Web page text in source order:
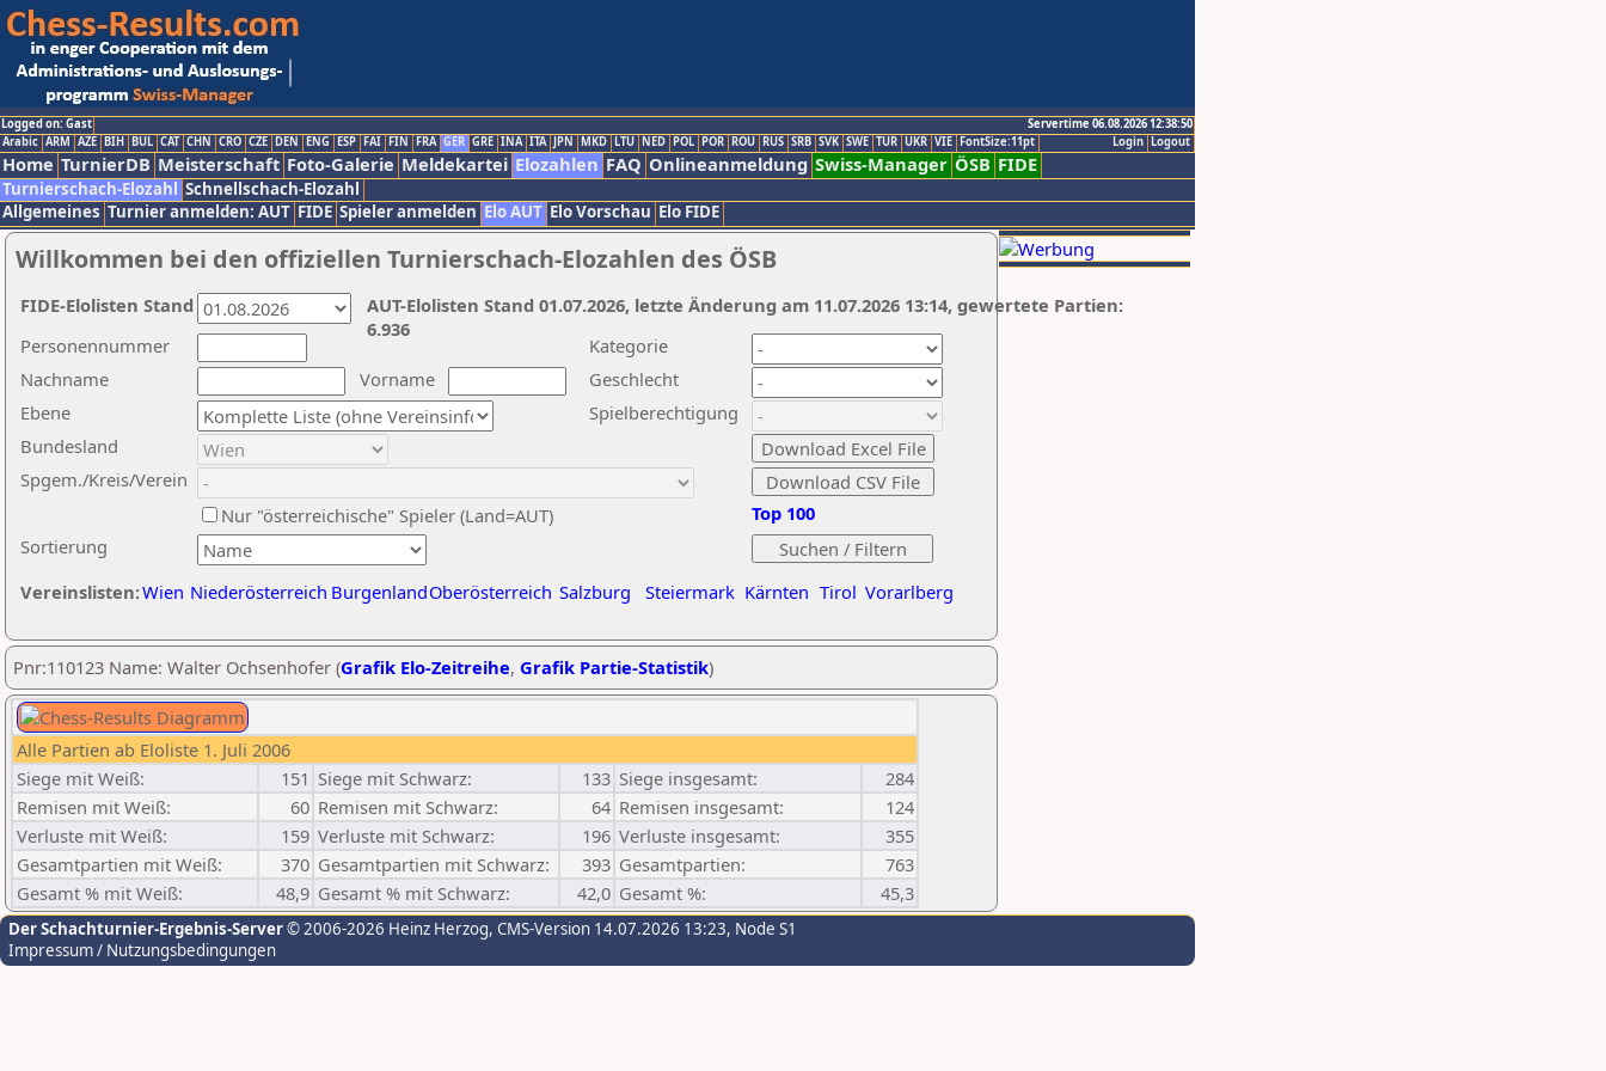
Logged on: Gast
Servertime 06.08.2026 12:38:50
Logout
Login
Arabic ARM AZE BIH BUL CAT CHN CRO CZE DEN ENG ESP FAI FIN FRA GER GRE INA ITA JPN MKD LTU NED POL POR ROU RUS SRB SVK SWE TUR UKR VIE FontSize:11pt
Home TurnierDB Meisterschaft Foto-Galerie Meldekartei Elozahlen FAQ Onlineanmeldung Swiss-Manager ÖSB FIDE
Turnierschach-Elozahl Schnellschach-Elozahl
Allgemeines Turnier anmelden: AUT FIDE Spieler anmelden Elo AUT Elo Vorschau Elo FIDE
Willkommen bei den offiziellen Turnierschach-Elozahlen des ÖSB
Nachname
Vorname
Ebene
Kategorie
Sortierung
Personennummer
Bundesland
Spgem./Kreis/Verein
Geschlecht
Nur "österreichische" Spieler (Land=AUT)
Spielberechtigung
Vereinslisten:Wien Niederösterreich BurgenlandOberösterreich Salzburg Steiermark Kärnten Tirol Vorarlberg
Top 100
AUT-Elolisten Stand 01.07.2026, letzte Änderung am 11.07.2026 13:14, gewertete Partien:
6.936
FIDE-Elolisten Stand
Pnr:110123 Name: Walter Ochsenhofer (Grafik Elo-Zeitreihe, Grafik Partie-Statistik)
Alle Partien ab Eloliste 1. Juli 2006
Siege mit Weiß:
151 Siege mit Schwarz: 133 Siege insgesamt:
284
Remisen mit Weiß:
60 Remisen mit Schwarz: 64 Remisen insgesamt:
124
Verluste mit Weiß:
159 Verluste mit Schwarz: 196 Verluste insgesamt:
355
Gesamtpartien mit Weiß:
370 Gesamtpartien mit Schwarz: 393 Gesamtpartien:
763
Gesamt % mit Weiß:
48,9 Gesamt % mit Schwarz: 42,0 Gesamt %: 45,3
Der Schachturnier-Ergebnis-Server© 2006-2026 Heinz Herzog, CMS-Version 14.07.2026 13:23, Node S1
Impressum / Nutzungsbedingungen